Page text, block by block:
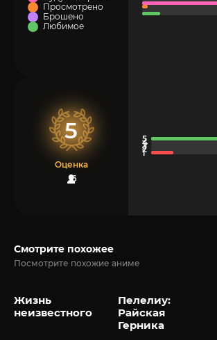
Просмотрено
Брошено
Любимое
5
Оценка
6
Смотрите похожее
Посмотрите похожие аниме
Жизнь
неизвестного
Пелелиу:
Райская
Герника